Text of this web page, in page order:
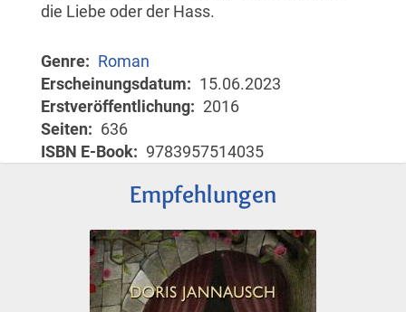
die Liebe oder der Hass.
Genre
Roman
Erscheinungsdatum
15.06.2023
Erstveröffentlichung
2016
Seiten
636
ISBN E-Book
9783957514035
Empfehlungen